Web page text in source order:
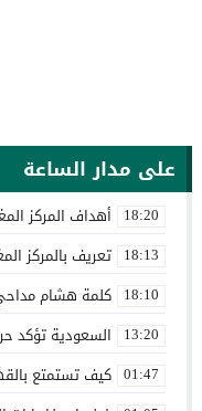
على مدار الساعة
18:20 أهداف المركز
18:13 تعريف بالمركز
18:10 كلمة هشام مداحي
13:20 السعودية تؤكد
01:47 كيف تستمتع